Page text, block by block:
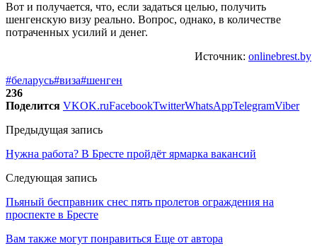
Вот и получается, что, если задаться целью, получить
шенгенскую визу реально. Вопрос, однако, в количестве
потраченных усилий и денег.
Источник: onlinebrest.by
#беларусь#виза#шенген
236
Поделится VKOK.ruFacebookTwitterWhatsAppTelegramViber
Предыдущая запись
Нужна работа? В Бресте пройдёт ярмарка вакансий
Следующая запись
Пьяный бесправник снес пять пролетов ограждения на
проспекте в Бресте
Вам также могут понравиться Еще от автора